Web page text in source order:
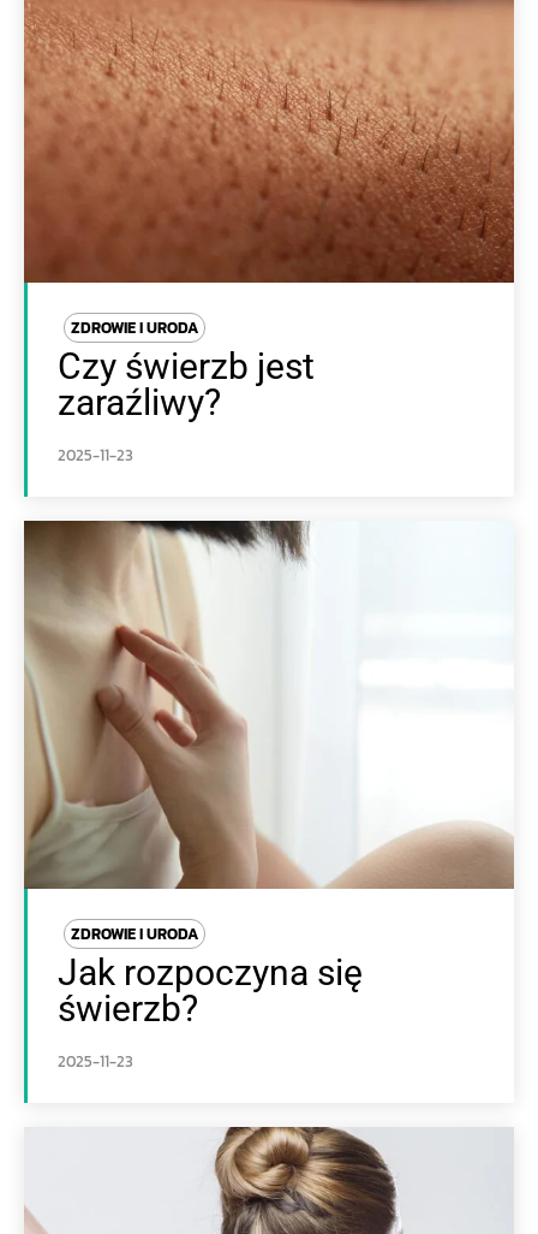
ZDROWIE I URODA
Czy świerzb jest
zaraźliwy?
2025-11-23
ZDROWIE I URODA
Jak rozpoczyna się
świerzb?
2025-11-23